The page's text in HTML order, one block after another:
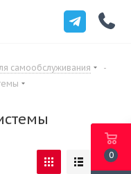
самообслуживания
-
0